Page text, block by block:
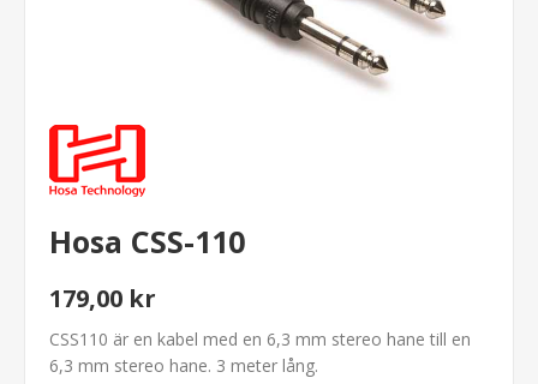
Hosa CSS-110
179,00 kr
CSS110 är en kabel med en 6,3 mm stereo hane till en
6,3 mm stereo hane. 3 meter lång.